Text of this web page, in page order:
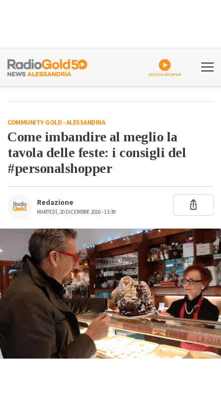
ASCOLTA GOLDPLAY
COMMUNITY GOLD-ALESSANDRIA
Come imbandire al meglio la
tavola delle feste: i consigli del
#personalshopper
Redazione
MARTEDÌ, 20 DICEMBRE 2016 - 13:39